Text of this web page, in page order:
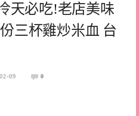
天必吃!老店美味
三杯雞炒米血 台
09 0